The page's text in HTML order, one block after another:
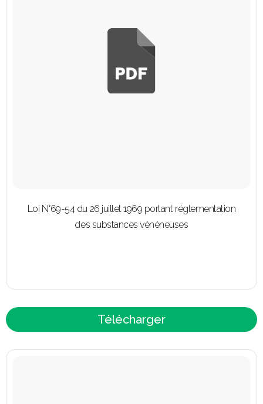
Loi N°69-54 du 26 juillet 1969 portant réglementation
des substances vénéneuses
Télécharger